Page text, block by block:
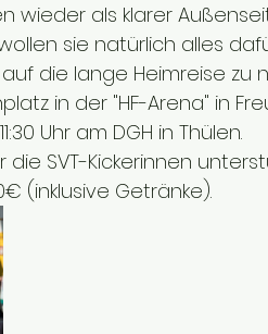
wieder als klarer
sie natürlich alles
die lange Heimreise zu
in der "HF-Arena" in
Uhr am DGH in Thülen.
die SVT-Kickerinnen
(inklusive Getränke).